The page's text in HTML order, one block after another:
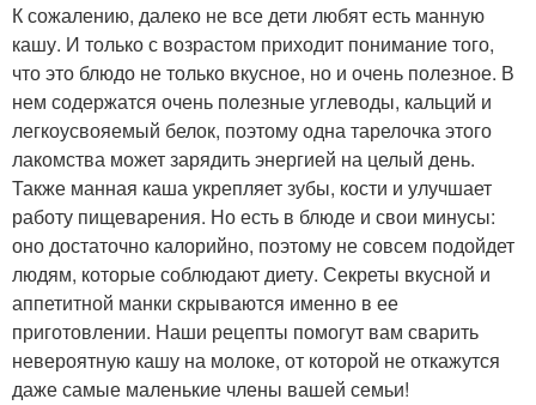
К сожалению, далеко не все дети любят есть манную
кашу. И только с возрастом приходит понимание того,
что это блюдо не только вкусное, но и очень полезное. В
нем содержатся очень полезные углеводы, кальций и
легкоусвояемый белок, поэтому одна тарелочка этого
лакомства может зарядить энергией на целый день.
Также манная каша укрепляет зубы, кости и улучшает
работу пищеварения. Но есть в блюде и свои минусы:
оно достаточно калорийно, поэтому не совсем подойдет
людям, которые соблюдают диету. Секреты вкусной и
аппетитной манки скрываются именно в ее
приготовлении. Наши рецепты помогут вам сварить
невероятную кашу на молоке, от которой не откажутся
даже самые маленькие члены вашей семьи!